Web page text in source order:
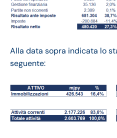
Alla data sopra indicata lo
seguente: